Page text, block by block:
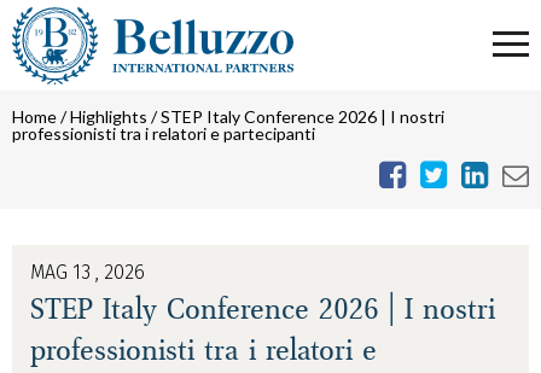
Home/Highlights /STEP Italy Conference 2026 | I nostri
professionisti tra i relatori e partecipanti
MAG 13 , 2026
STEP Italy Conference 2026 | I nostri
professionisti tra i relatori e